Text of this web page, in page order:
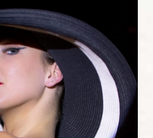
Danseurs